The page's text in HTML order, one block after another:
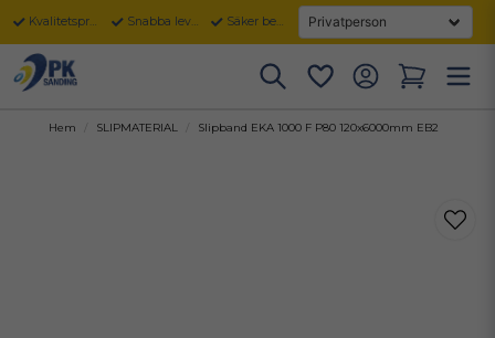
Kvalitetsprodukter Snabba leveranser Säker betalning
Hem SLIPMATERIAL Slipband EKA 1000 F P80 120x6000mm EB2